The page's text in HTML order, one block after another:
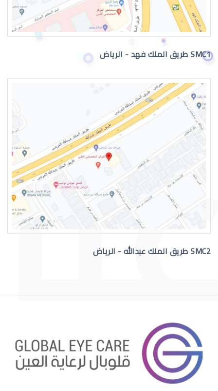
جراحة تجميل العيون
جراحة تجميل العيون بالرياض
عمليات تجميل العيون الغائرة
عمليات تجميل العيون الجاحظة
SMC1 طريق الملك فهد - الرياض
SMC2 طريق الملك عبدالله - الرياض